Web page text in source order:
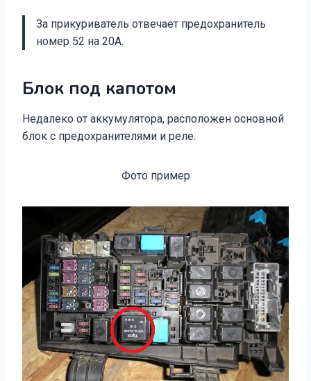
За прикуриватель отвечает предохранитель
номер 52 на 20А.
Блок под капотом
Недалеко от аккумулятора, расположен основной
блок с предохранителями и реле.
Фото пример